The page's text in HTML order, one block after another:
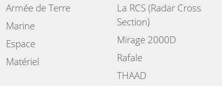
Armée de Terre
Marine
Espace
Matériel
La RCS (Radar Cross
Section)
Mirage 2000D
Rafale
THAAD